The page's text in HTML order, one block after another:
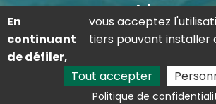
Adresse
Lieu dit saint-martin 09310 Les
05 81 29 81 68
En
continuant
de défiler,
vous acceptez
tiers pouvant installer
Tout accepter
Politique de